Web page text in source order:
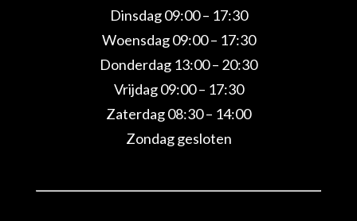
Dinsdag 09:00 – 17:30
Woensdag 09:00 – 17:30
Donderdag 13:00 – 20:30
Vrijdag 09:00 – 17:30
Zaterdag 08:30 – 14:00
Zondag gesloten